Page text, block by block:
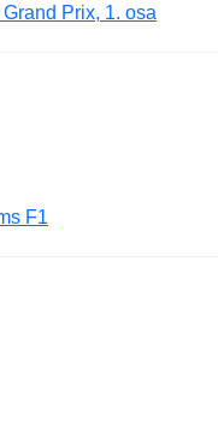
Prix, 1. osa
F1